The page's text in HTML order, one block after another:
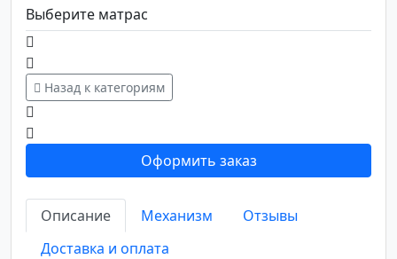
Выберите матрас
Назад к категориям
Оформить заказ
Описание Механизм
Отзывы
Доставка и оплата